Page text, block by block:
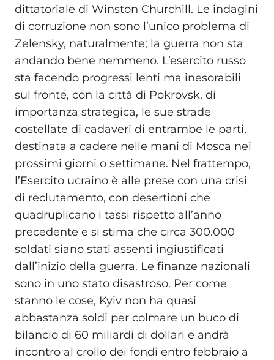
dittatoriale di Winston Churchill. Le indagini
di corruzione non sono l’unico problema di
Zelensky, naturalmente; la guerra non sta
andando bene nemmeno. L’esercito russo
sta facendo progressi lenti ma inesorabili
sul fronte, con la città di Pokrovsk, di
importanza strategica, le sue strade
costellate di cadaveri di entrambe le parti,
destinata a cadere nelle mani di Mosca nei
prossimi giorni o settimane. Nel frattempo,
l’Esercito ucraino è alle prese con una crisi
di reclutamento, con desertioni che
quadruplicano i tassi rispetto all’anno
precedente e si stima che circa 300.000
soldati siano stati assenti ingiustificati
dall’inizio della guerra. Le finanze nazionali
sono in uno stato disastroso. Per come
stanno le cose, Kyiv non ha quasi
abbastanza soldi per colmare un buco di
bilancio di 60 miliardi di dollari e andrà
incontro al crollo dei fondi entro febbraio a